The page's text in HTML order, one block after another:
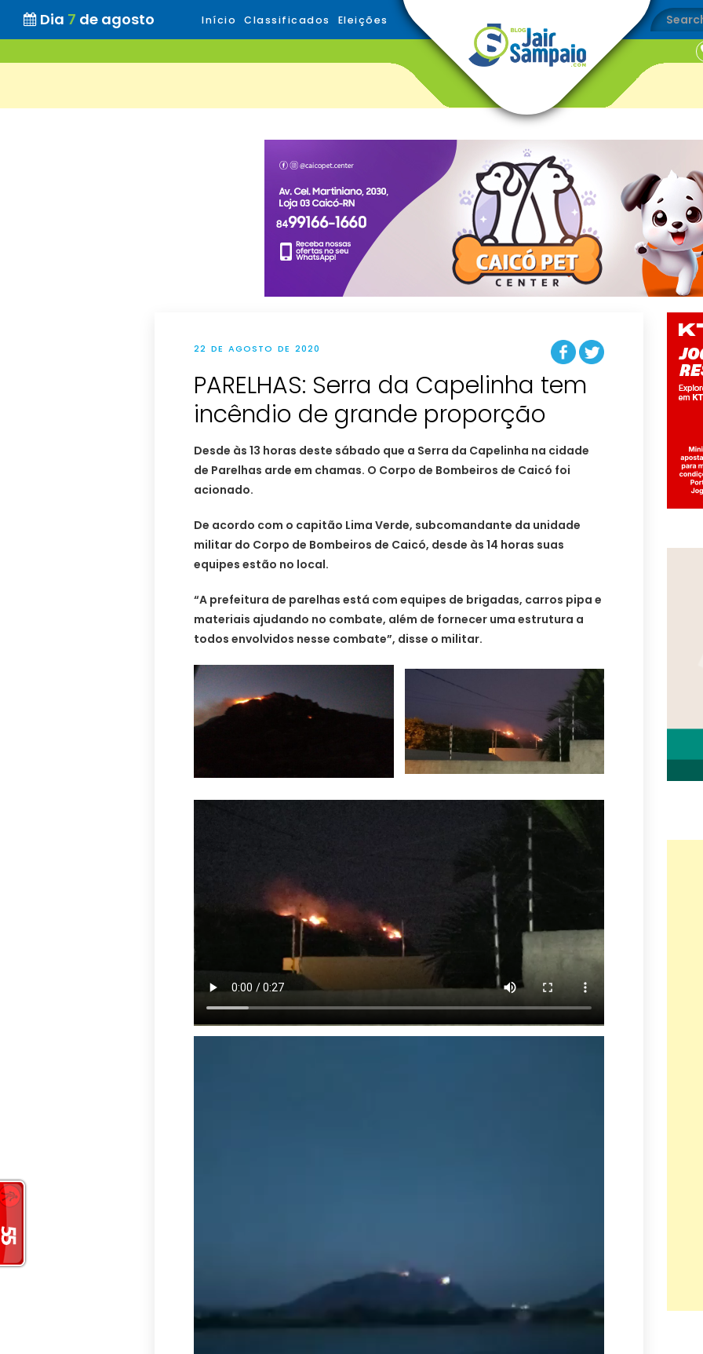
Dia 7 de agosto Início Classificados Eleições
22 DE AGOSTO DE 2020
PARELHAS: Serra da Capelinha tem
incêndio de grande proporção
Desde às 13 horas deste sábado que a Serra da Capelinha na cidade
de Parelhas arde em chamas. O Corpo de Bombeiros de Caicó foi
acionado.
De acordo com o capitão Lima Verde, subcomandante da unidade
militar do Corpo de Bombeiros de Caicó, desde às 14 horas suas
equipes estão no local.
“A prefeitura de parelhas está com equipes de brigadas, carros pipa e
materiais ajudando no combate, além de fornecer uma estrutura a
todos envolvidos nesse combate”, disse o militar.